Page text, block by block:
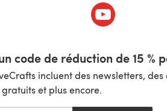
un nouvel onglet) (s'ouvre dans
code de réduction de 15 %
incluent des newsletters,
et plus encore.